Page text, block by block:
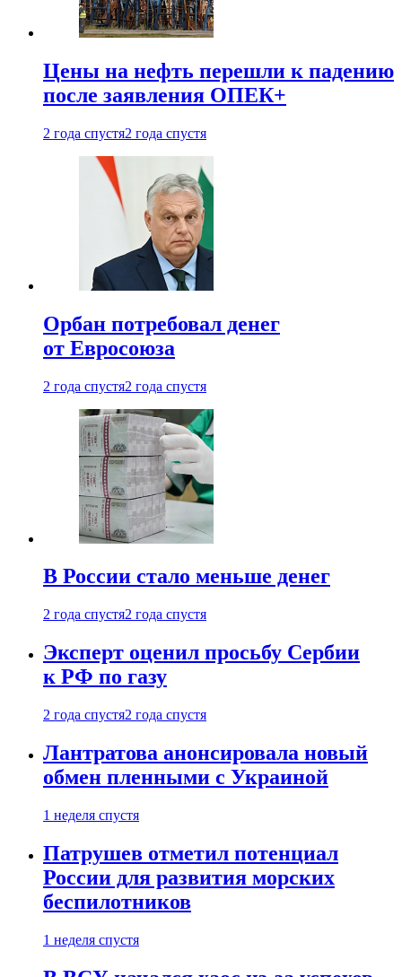
Цены на нефть перешли к падению
после заявления ОПЕК+
2 года спустя2 года спустя
Орбан потребовал денег
от Евросоюза
2 года спустя2 года спустя
В России стало меньше денег
2 года спустя2 года спустя
Эксперт оценил просьбу Сербии
к РФ по газу
2 года спустя2 года спустя
Лантратова анонсировала новый
обмен пленными с Украиной
1 неделя спустя
Патрушев отметил потенциал
России для развития морских
беспилотников
1 неделя спустя